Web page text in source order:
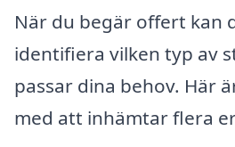
När du begär offert kan
identifiera vilken typ av
passar dina behov. Här
med att inhämtar flera